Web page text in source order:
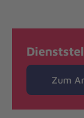
Zum